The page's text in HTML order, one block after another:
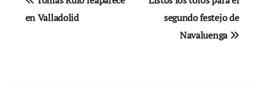
de
en Valladolid
segundo festejo de
Navaluenga